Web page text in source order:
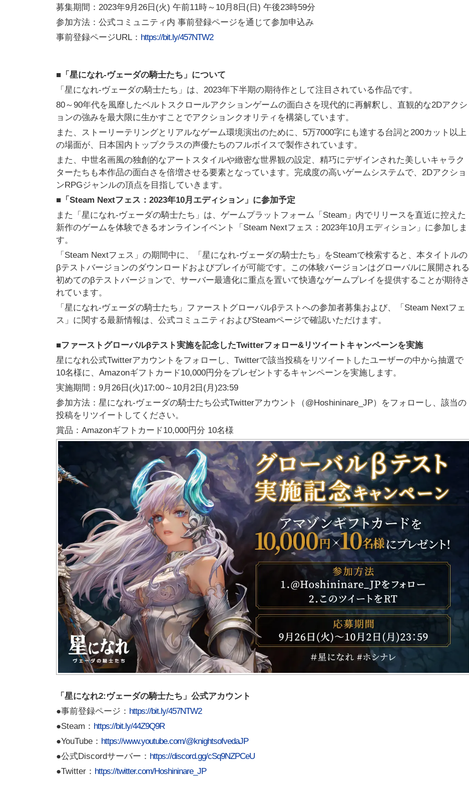
募集期間：2023年9月26日(火) 午前11時～10月8日(日) 午後23時59分
参加方法：公式コミュニティ内 事前登録ページを通じて参加申込み
事前登録ページURL： https://bit.ly/457NTW2
■「星になれ-ヴェーダの騎士たち」について
「星になれ-ヴェーダの騎士たち」は、2023年下半期の期待作として注目されている作品です。
80～90年代を風靡したベルトスクロールアクションゲームの面白さを現代的に再解釈し、直観的な2Dアクシ
ョンの強みを最大限に生かすことでアクションクオリティを構築しています。
また、ストーリーテリングとリアルなゲーム環境演出のために、5万7000字にも達する台詞と200カット以上
の場面が、日本国内トップクラスの声優たちのフルボイスで製作されています。
また、中世名画風の独創的なアートスタイルや緻密な世界観の設定、精巧にデザインされた美しいキャラク
ターたちも本作品の面白さを倍増させる要素となっています。完成度の高いゲームシステムで、2Dアクショ
ンRPGジャンルの頂点を目指していきます。
■「Steam Nextフェス：2023年10月エディション」に参加予定
また「星になれ-ヴェーダの騎士たち」は、ゲームプラットフォーム「Steam」内でリリースを直近に控えた
新作のゲームを体験できるオンラインイベント「Steam Nextフェス：2023年10月エディション」に参加しま
す。
「Steam Nextフェス」の期間中に、「星になれ-ヴェーダの騎士たち」をSteamで検索すると、本タイトルの
βテストバージョンのダウンロードおよびプレイが可能です。この体験バージョンはグローバルに展開される
初めてのβテストバージョンで、サーバー最適化に重点を置いて快適なゲームプレイを提供することが期待さ
れています。
「星になれ-ヴェーダの騎士たち」ファーストグローバルβテストへの参加者募集および、「Steam Nextフェ
ス」に関する最新情報は、公式コミュニティおよびSteamページで確認いただけます。
■ファーストグローバルβテスト実施を記念したTwitterフォロー&リツイートキャンペーンを実施
星になれ公式Twitterアカウントをフォローし、Twitterで該当投稿をリツイートしたユーザーの中から抽選で
10名様に、Amazonギフトカード10,000円分をプレゼントするキャンペーンを実施します。
実施期間：9月26日(火)17:00～10月2日(月)23:59
参加方法：星になれ-ヴェーダの騎士たち公式Twitterアカウント（@Hoshininare_JP）をフォローし、該当の
投稿をリツイートしてください。
賞品：Amazonギフトカード10,000円分 10名様
「星になれ2:ヴェーダの騎士たち」公式アカウント
●事前登録ページ： https://bit.ly/457NTW2
●Steam： https://bit.ly/44Z9Q9R
●YouTube： https://www.youtube.com/@knightsofvedaJP
●公式Discordサーバー： https://discord.gg/cSq9NZPCeU
●Twitter： https://twitter.com/Hoshininare_JP